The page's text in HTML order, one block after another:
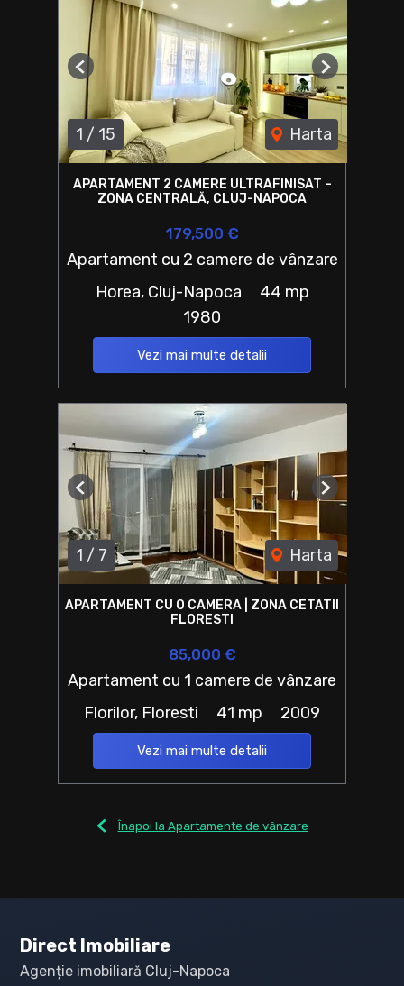
1 / 15 Harta
Previous Next
APARTAMENT 2 CAMERE ULTRAFINISAT –
ZONA CENTRALĂ, CLUJ-NAPOCA
179,500 €
Apartament cu 2 camere de vânzare
Horea, Cluj-Napoca
44 mp
1980
Vezi mai multe detalii
1 / 7 Harta
Previous Next
APARTAMENT CU O CAMERA | ZONA CETATII
FLORESTI
85,000 €
Apartament cu 1 camere de vânzare
Florilor, Floresti
41 mp 2009
Vezi mai multe detalii
Înapoi la Apartamente de vânzare
Direct Imobiliare
Agenție imobiliară Cluj-Napoca